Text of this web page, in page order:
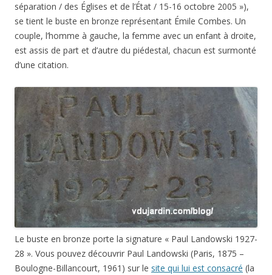
séparation / des Églises et de l’État / 15-16 octobre 2005 »),
se tient le buste en bronze représentant Émile Combes. Un
couple, l’homme à gauche, la femme avec un enfant à droite,
est assis de part et d’autre du piédestal, chacun est surmonté
d’une citation.
Le buste en bronze porte la signature « Paul Landowski 1927-
28 ». Vous pouvez découvrir Paul Landowski (Paris, 1875 –
Boulogne-Billancourt, 1961) sur le site qui lui est consacré (la